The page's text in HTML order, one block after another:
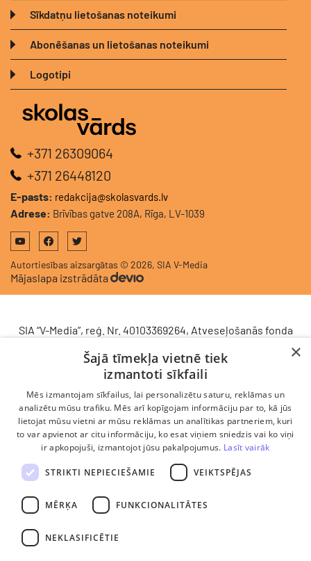
Sīkdatņu lietošanas noteikumi
Abonēšanas un lietošanas noteikumi
Logotipi
+371 26309064
+371 26448120
E-pasts: redakcija@skolasvards.lv
Adrese: Brīvības gatve 208A, Rīga, LV-1039
Autortiesības aizsargātas © 2026, SIA V-Media
Mājaslapa izstrādāta
SIA “V-Media”, reģ. Nr. 40103369264, Atveseļošanās fonda
komercdarbības procesu uzlabošanā - ieviesta klientu
attiecību pārvaldības sistēma (CRM). 2024. gada 16.
decembrī tika noslēgts līgums Nr. 9.2-17-L-2024/928 ar
Latvijas Investīciju un attīstības aģentūru par atbalsta
saņemšanu saskaņā ar Atveseļošanas un noturības
mehānisma plāna 2. komponenti “Digitālā transformācija”
(atbalsta pieteikuma Nr. DIGI/2024/1253). Projekta ietvaros
ieviesta klientu un darba procesu pārvaldības sistēma
Scoro, uzlabojot pārdošanas procesu, centralizējot klientu
datubāzi un darījumu plūsmu, kā arī nodrošinot pārskatāmu,
efektīvu pārdošanas nodaļas darbu un precīzāku rezultātu
×
Šajā tīmekļa vietnē tiek
izmantoti sīkfaili
Mēs izmantojam sīkfailus, lai personalizētu saturu, reklāmas un
analizētu mūsu trafiku. Mēs arī kopīgojam informāciju par to, kā jūs
lietojat mūsu vietni ar mūsu reklāmas un analītikas partneriem, kuri
to var apvienot ar citu informāciju, ko esat viņiem sniedzis vai ko viņi
ir apkopojuši, izmantojot jūsu pakalpojumus. Lasīt vairāk
STRIKTI NEPIECIEŠAMIE VEIKTSPĒJAS
MĒRĶA FUNKCIONALITĀTES
NEKLASIFICĒTIE